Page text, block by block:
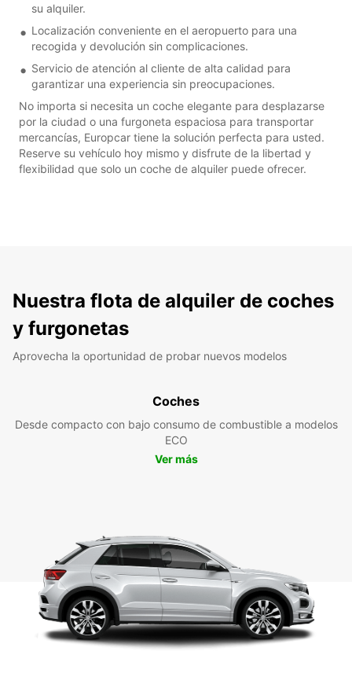
su alquiler.
Localización conveniente en el aeropuerto para una
recogida y devolución sin complicaciones.
Servicio de atención al cliente de alta calidad para
garantizar una experiencia sin preocupaciones.
No importa si necesita un coche elegante para desplazarse
por la ciudad o una furgoneta espaciosa para transportar
mercancías, Europcar tiene la solución perfecta para usted.
Reserve su vehículo hoy mismo y disfrute de la libertad y
flexibilidad que solo un coche de alquiler puede ofrecer.
Nuestra flota de alquiler de coches
y furgonetas
Aprovecha la oportunidad de probar nuevos modelos
Coches
Desde compacto con bajo consumo de combustible a modelos
ECO
Ver más